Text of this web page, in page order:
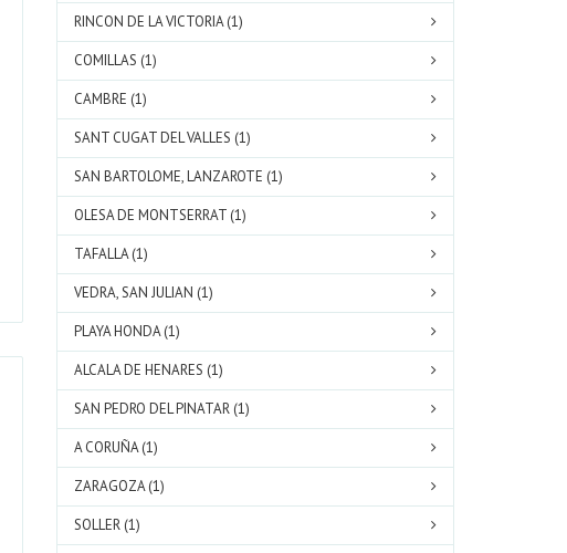
RINCON DE LA VICTORIA (1)
COMILLAS (1)
CAMBRE (1)
SANT CUGAT DEL VALLES (1)
SAN BARTOLOME, LANZAROTE (1)
OLESA DE MONTSERRAT (1)
TAFALLA (1)
VEDRA, SAN JULIAN (1)
PLAYA HONDA (1)
ALCALA DE HENARES (1)
SAN PEDRO DEL PINATAR (1)
A CORUÑA (1)
ZARAGOZA (1)
SOLLER (1)